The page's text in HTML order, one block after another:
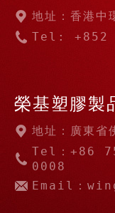
地址：香港中
Tel: +852
榮基塑膠製
地址：廣東省
Tel：+86
0008
Email：